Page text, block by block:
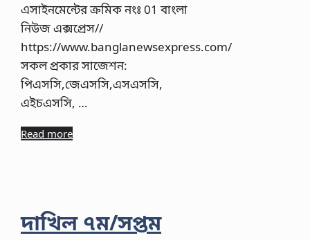
এসাইনমেন্টের ক্রমিক নংঃ 01 বাংলা
নিউজ এক্সপ্রেস//
https://www.banglanewsexpress.com/
সকল প্রকার সাজেশন:
পিএসসি,জেএসসি,এসএসসি,
এইচএসসি, …
Read more
দাখিল ৭ম/সপ্তম